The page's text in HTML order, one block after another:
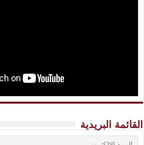
القائمة البريدية